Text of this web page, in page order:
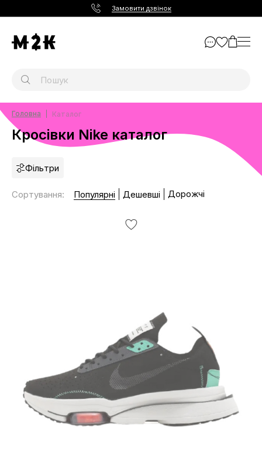
Замовити дзвінок
Головна Каталог
Кросівки Nike каталог
Фільтри
Сортування: Популярні Дешевші Дорожчі